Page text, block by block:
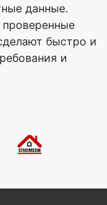
данные.
быстро и
и